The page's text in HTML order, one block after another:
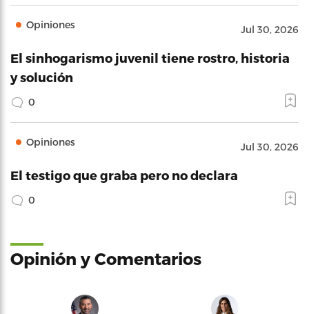
Opiniones Jul 30, 2026
El sinhogarismo juvenil tiene rostro, historia
y solución
0
Opiniones Jul 30, 2026
El testigo que graba pero no declara
0
Opinión y Comentarios